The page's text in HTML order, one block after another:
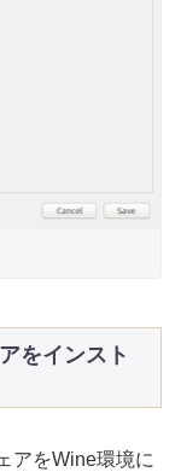
をインスト
アをWine環境に